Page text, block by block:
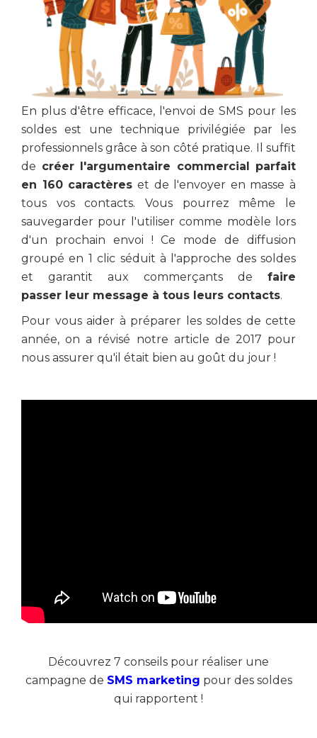
En plus d'être efficace, l'envoi de SMS pour les
soldes est une technique privilégiée par les
professionnels grâce à son côté pratique. Il suffit
de créer l'argumentaire commercial parfait
en 160 caractères et de l'envoyer en masse à
tous vos contacts. Vous pourrez même le
sauvegarder pour l'utiliser comme modèle lors
d'un prochain envoi ! Ce mode de diffusion
groupé en 1 clic séduit à l'approche des soldes
et garantit aux commerçants de faire
passer leur message à tous leurs contacts.
Pour vous aider à préparer les soldes de cette
année, on a révisé notre article de 2017 pour
nous assurer qu'il était bien au goût du jour !
Découvrez 7 conseils pour réaliser une
campagne de SMS marketing pour des soldes
qui rapportent !